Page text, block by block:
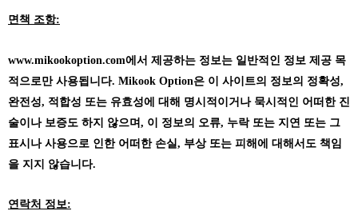
면책 조항:
www.mikookoption.com에서 제공하는 정보는 일반적인 정보 제공 목
적으로만 사용됩니다. Mikook Option은 이 사이트의 정보의 정확성,
완전성, 적합성 또는 유효성에 대해 명시적이거나 묵시적인 어떠한 진
술이나 보증도 하지 않으며, 이 정보의 오류, 누락 또는 지연 또는 그
표시나 사용으로 인한 어떠한 손실, 부상 또는 피해에 대해서도 책임
을 지지 않습니다.
연락처 정보: